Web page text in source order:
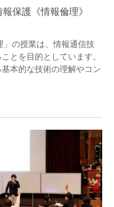
保護《情報倫理》
」の授業は、情報通信技
とを目的としています。
本的な技術の理解やコン